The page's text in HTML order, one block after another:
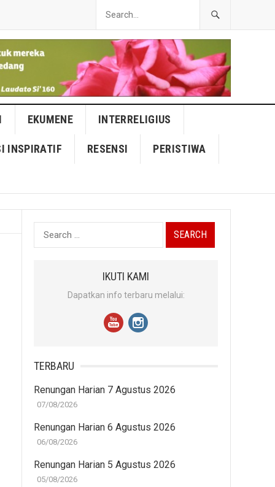
EKUMENE INTERRELIGIUS
INSPIRATIF RESENSI PERISTIWA
Search
for:
IKUTI KAMI
Dapatkan info terbaru melalui:
TERBARU
Renungan Harian 7 Agustus 2026
07/08/2026
Renungan Harian 6 Agustus 2026
06/08/2026
Renungan Harian 5 Agustus 2026
05/08/2026